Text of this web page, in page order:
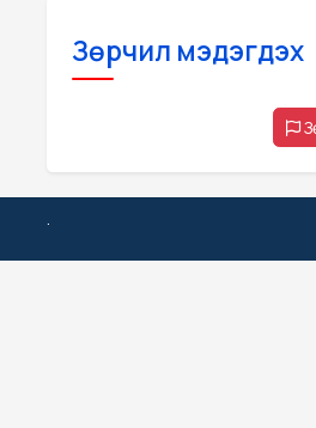
Зөрчил мэдэгдэх
.